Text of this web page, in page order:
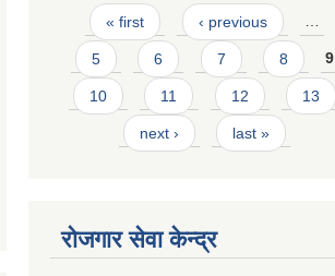
Pages
« first ‹ previous …
5 6 7 8 9
10 11 12 13
next › last »
रोजगार सेवा केन्द्र